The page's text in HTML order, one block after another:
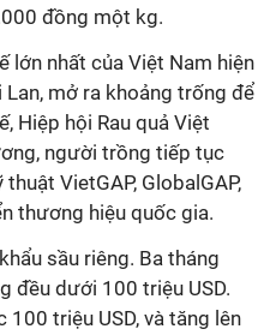
đồng một kg.
lớn nhất của Việt Nam hiện
Lan, mở ra khoảng trống để
Hiệp hội Rau quả Việt
người trồng tiếp tục
VietGAP, GlobalGAP,
thương hiệu quốc gia.
sầu riêng. Ba tháng
đều dưới 100 triệu USD.
triệu USD, và tăng lên